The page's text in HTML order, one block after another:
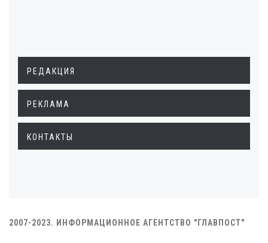
РЕДАКЦИЯ
РЕКЛАМА
КОНТАКТЫ
2007-2023. ИНФОРМАЦИОННОЕ АГЕНТСТВО "ГЛАВПОСТ"